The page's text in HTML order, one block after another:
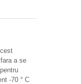
a se
-70 ° C